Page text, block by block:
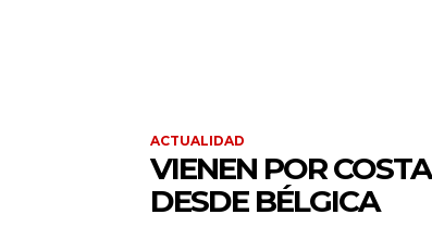
ACTUALIDAD
VIENEN POR COSTA
DESDE BÉLGICA